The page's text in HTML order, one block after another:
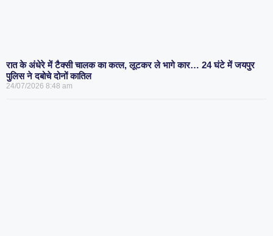
रात के अंधेरे में टैक्सी चालक का कत्ल, लूटकर ले भागे कार… 24 घंटे में जयपुर
पुलिस ने दबोचे दोनों कातिल
24/07/2026 8:48 am